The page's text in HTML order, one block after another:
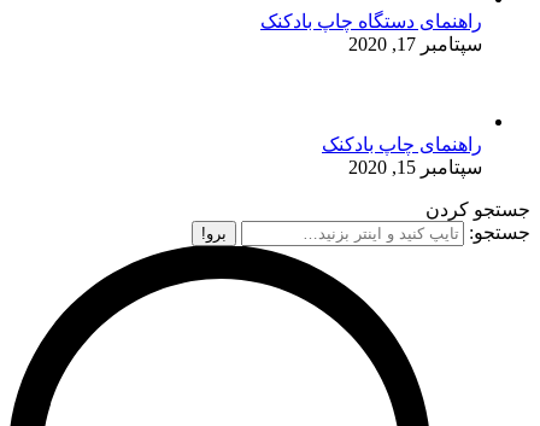
راهنمای دستگاه چاپ بادکنک
سپتامبر 17, 2020
راهنمای چاپ بادکنک
سپتامبر 15, 2020
جستجو کردن
جستجو: